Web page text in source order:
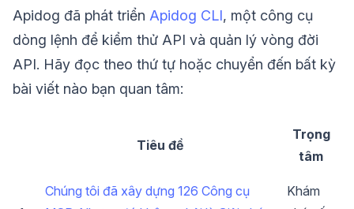
Apidog đã phát triển Apidog CLI, một công cụ
dòng lệnh để kiểm thử API và quản lý vòng đời
API. Hãy đọc theo thứ tự hoặc chuyển đến bất kỳ
bài viết nào bạn quan tâm:
Tiêu đề
Trọng
tâm
Chúng tôi đã xây dựng 126 Công cụ
Khám